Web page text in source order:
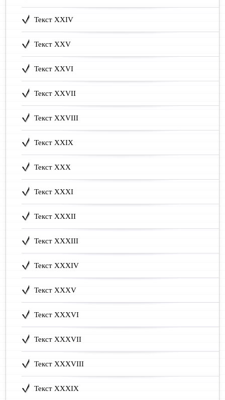
Текст XXIV
Текст XXV
Текст XXVI
Текст XXVII
Текст XXVIII
Текст XXIX
Текст XXX
Текст XXXI
Текст XXXII
Текст XXXIII
Текст XXXIV
Текст XXXV
Текст XXXVI
Текст XXXVII
Текст XXXVIII
Текст XXXIX